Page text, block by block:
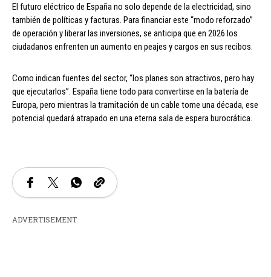
El futuro eléctrico de España no solo depende de la electricidad, sino
también de políticas y facturas. Para financiar este “modo reforzado”
de operación y liberar las inversiones, se anticipa que en 2026 los
ciudadanos enfrenten un aumento en peajes y cargos en sus recibos.
Como indican fuentes del sector, “los planes son atractivos, pero hay
que ejecutarlos”. España tiene todo para convertirse en la batería de
Europa, pero mientras la tramitación de un cable tome una década, ese
potencial quedará atrapado en una eterna sala de espera burocrática.
ADVERTISEMENT